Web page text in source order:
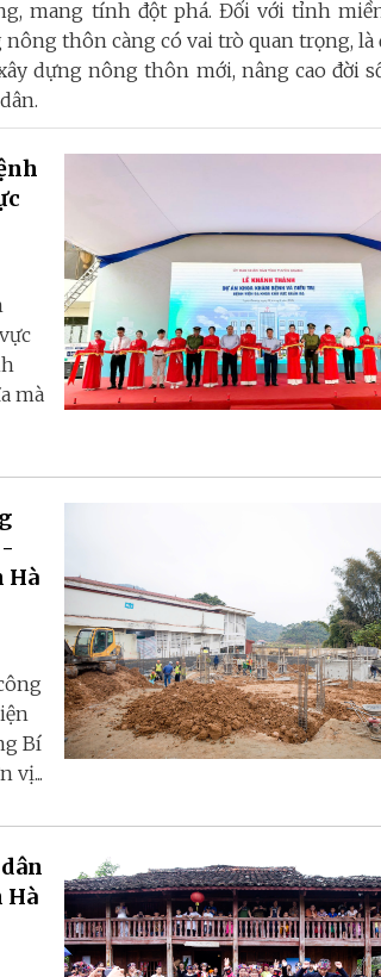
mang tính đột phá. Đối với tỉnh
thôn càng có vai trò quan trọng, là
dựng nông thôn mới, nâng cao đời
dân.
mà
Hà
Bí
vị...
Hà